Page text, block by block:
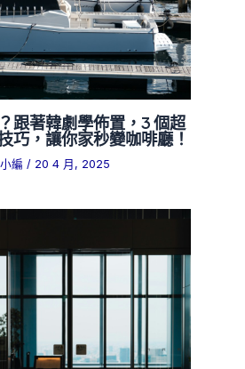
跟著韓劇學佈置，3 個超
巧，讓你家秒變咖啡廳！
編 / 20 4 月, 2025